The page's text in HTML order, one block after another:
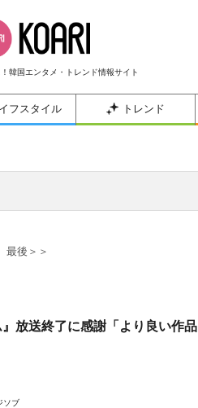
韓国エンタメ・トレンド情報サイト
フスタイル トレンド
最後＞＞
放送終了に感謝「より良い作品
ソブ